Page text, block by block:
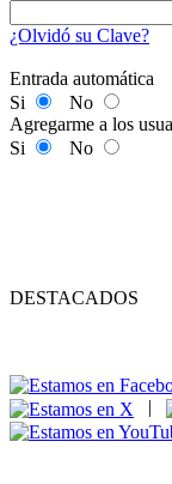
¿Olvidó su Clave?
Entrada automática
Si
No
Agregarme a los
Si
No
DESTACADOS
|